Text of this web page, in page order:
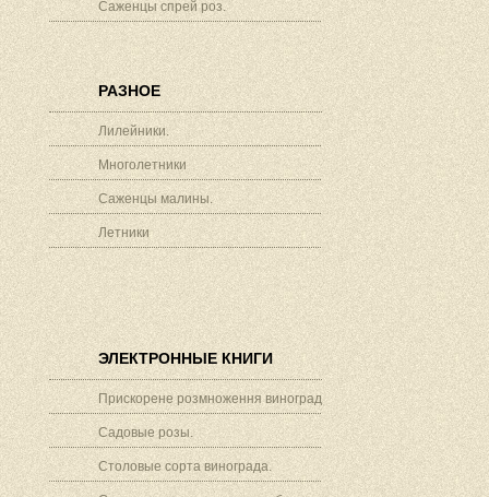
Саженцы спрей роз.
РАЗНОЕ
Лилейники.
Многолетники
Саженцы малины.
Летники
ЭЛЕКТРОННЫЕ КНИГИ
Прискорене розмноження винограду.
Садовые розы.
Столовые сорта винограда.